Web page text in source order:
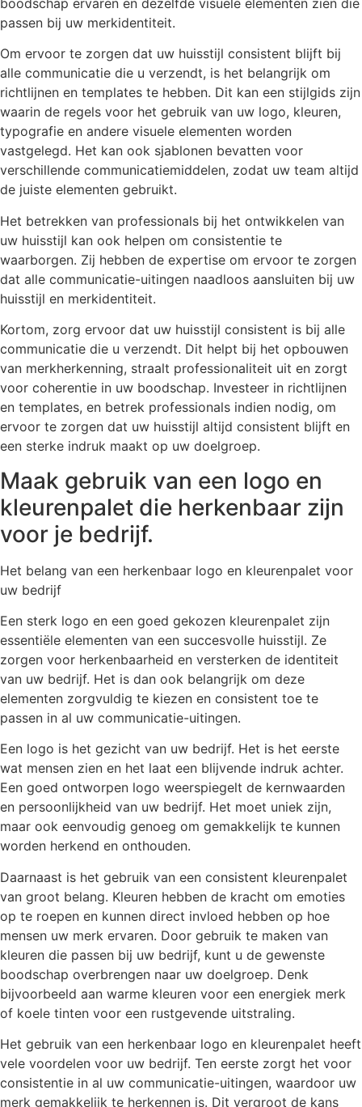
boodschap ervaren en dezelfde visuele elementen zien die
passen bij uw merkidentiteit.
Om ervoor te zorgen dat uw huisstijl consistent blijft bij
alle communicatie die u verzendt, is het belangrijk om
richtlijnen en templates te hebben. Dit kan een stijlgids zijn
waarin de regels voor het gebruik van uw logo, kleuren,
typografie en andere visuele elementen worden
vastgelegd. Het kan ook sjablonen bevatten voor
verschillende communicatiemiddelen, zodat uw team altijd
de juiste elementen gebruikt.
Het betrekken van professionals bij het ontwikkelen van
uw huisstijl kan ook helpen om consistentie te
waarborgen. Zij hebben de expertise om ervoor te zorgen
dat alle communicatie-uitingen naadloos aansluiten bij uw
huisstijl en merkidentiteit.
Kortom, zorg ervoor dat uw huisstijl consistent is bij alle
communicatie die u verzendt. Dit helpt bij het opbouwen
van merkherkenning, straalt professionaliteit uit en zorgt
voor coherentie in uw boodschap. Investeer in richtlijnen
en templates, en betrek professionals indien nodig, om
ervoor te zorgen dat uw huisstijl altijd consistent blijft en
een sterke indruk maakt op uw doelgroep.
Maak gebruik van een logo en
kleurenpalet die herkenbaar zijn
voor je bedrijf.
Het belang van een herkenbaar logo en kleurenpalet voor
uw bedrijf
Een sterk logo en een goed gekozen kleurenpalet zijn
essentiële elementen van een succesvolle huisstijl. Ze
zorgen voor herkenbaarheid en versterken de identiteit
van uw bedrijf. Het is dan ook belangrijk om deze
elementen zorgvuldig te kiezen en consistent toe te
passen in al uw communicatie-uitingen.
Een logo is het gezicht van uw bedrijf. Het is het eerste
wat mensen zien en het laat een blijvende indruk achter.
Een goed ontworpen logo weerspiegelt de kernwaarden
en persoonlijkheid van uw bedrijf. Het moet uniek zijn,
maar ook eenvoudig genoeg om gemakkelijk te kunnen
worden herkend en onthouden.
Daarnaast is het gebruik van een consistent kleurenpalet
van groot belang. Kleuren hebben de kracht om emoties
op te roepen en kunnen direct invloed hebben op hoe
mensen uw merk ervaren. Door gebruik te maken van
kleuren die passen bij uw bedrijf, kunt u de gewenste
boodschap overbrengen naar uw doelgroep. Denk
bijvoorbeeld aan warme kleuren voor een energiek merk
of koele tinten voor een rustgevende uitstraling.
Het gebruik van een herkenbaar logo en kleurenpalet heeft
vele voordelen voor uw bedrijf. Ten eerste zorgt het voor
consistentie in al uw communicatie-uitingen, waardoor uw
merk gemakkelijk te herkennen is. Dit vergroot de kans